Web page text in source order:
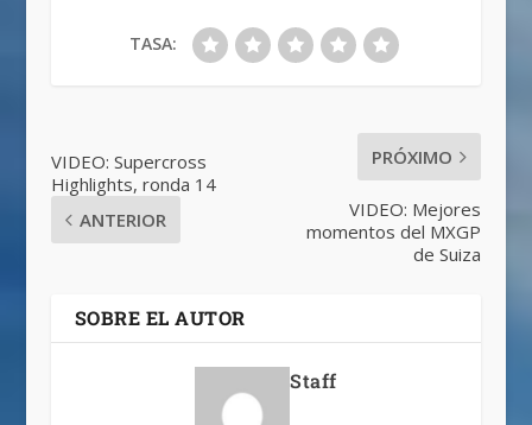
TASA:
VIDEO: Supercross
Highlights, ronda 14
ANTERIOR
PRÓXIMO
VIDEO: Mejores
momentos del MXGP
de Suiza
SOBRE EL AUTOR
Staff